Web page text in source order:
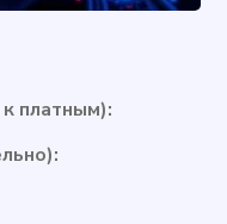
платным):